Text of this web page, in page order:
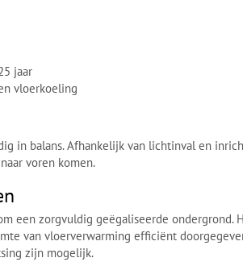
jaar
vloerkoeling
in balans. Afhankelijk van lichtinval en
voren komen.
een zorgvuldig geëgaliseerde ondergrond.
van vloerverwarming efficiënt
zijn mogelijk.